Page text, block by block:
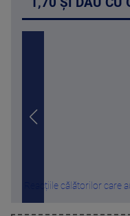
Reacțiile călătorilor care